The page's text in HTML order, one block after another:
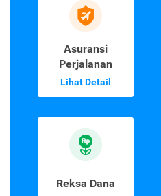
Asuransi
Perjalanan
Lihat Detail
Reksa Dana